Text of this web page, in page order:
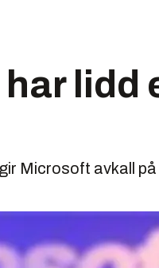
lidd
Microsoft avkall